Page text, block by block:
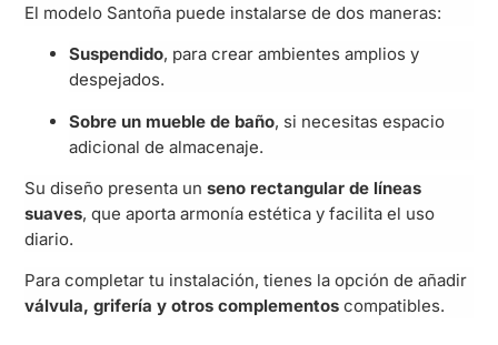
El modelo Santoña puede instalarse de dos maneras:
Suspendido, para crear ambientes amplios y
despejados.
Sobre un mueble de baño, si necesitas espacio
adicional de almacenaje.
Su diseño presenta unseno rectangular de líneas
suaves, que aporta armonía estética y facilita el uso
diario.
Para completar tu instalación, tienes la opción de añadir
válvula, grifería y otros complementos compatibles.